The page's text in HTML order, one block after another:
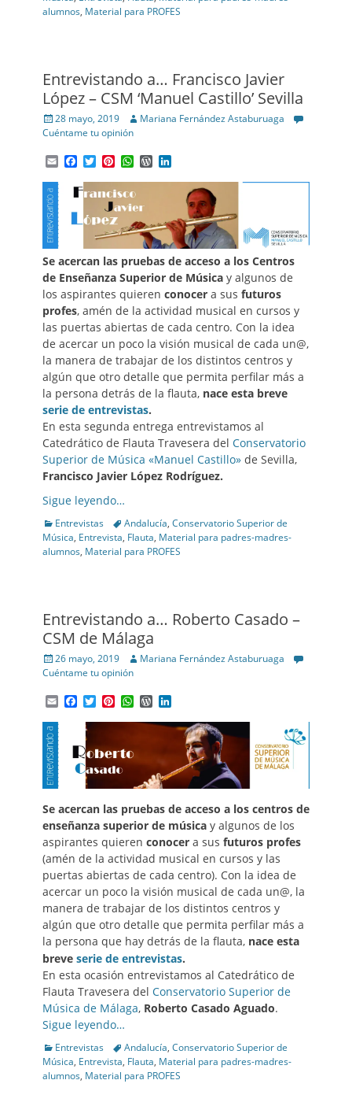
alumnos, Material para PROFES
Entrevistando a… Francisco Javier
López – CSM ‘Manuel Castillo’ Sevilla
Posted
on
28 mayo, 2019 Author
Mariana Fernández Astaburuaga
Cuéntame tu opinión
EmailFacebook
TwitterPinterest
WhatsApp
WordPress
Se acercan las pruebas de acceso a los Centros
de Enseñanza Superior de Música y algunos de
los aspirantes quieren conocer a sus futuros
profes, amén de la actividad musical en cursos y
las puertas abiertas de cada centro. Con la idea
de acercar un poco la visión musical de cada un@,
la manera de trabajar de los distintos centros y
algún que otro detalle que permita perfilar más a
la persona detrás de la flauta, nace esta breve
serie de entrevistas.
En esta segunda entrega entrevistamos al
Catedrático de Flauta Travesera del Conservatorio
Superior de Música «Manuel Castillo» de Sevilla,
Francisco Javier López Rodríguez.
Sigue leyendo…
Categories
Entrevistas TagsAndalucía, Conservatorio Superior de
Música, Entrevista, Flauta, Material para padres-madres-
alumnos, Material para PROFES
Entrevistando a… Roberto Casado –
CSM de Málaga
Posted
on
26 mayo, 2019 Author
Mariana Fernández Astaburuaga
Cuéntame tu opinión
EmailFacebook
TwitterPinterest
WhatsApp
WordPress
Se acercan las pruebas de acceso a los centros de
enseñanza superior de música y algunos de los
aspirantes quieren conocer a sus futuros profes
(amén de la actividad musical en cursos y las
puertas abiertas de cada centro). Con la idea de
acercar un poco la visión musical de cada un@, la
manera de trabajar de los distintos centros y
algún que otro detalle que permita perfilar más a
la persona que hay detrás de la flauta, nace esta
breve serie de entrevistas.
En esta ocasión entrevistamos al Catedrático de
Flauta Travesera del Conservatorio Superior de
Música de Málaga, Roberto Casado Aguado.
Sigue leyendo…
Categories
Entrevistas TagsAndalucía, Conservatorio Superior de
Música, Entrevista, Flauta, Material para padres-madres-
alumnos, Material para PROFES